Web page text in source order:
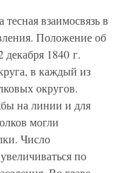
взаимосвязь в
Положение об
декабря 1840 г.
в каждый из
округов.
на линии и для
могли
Число
по